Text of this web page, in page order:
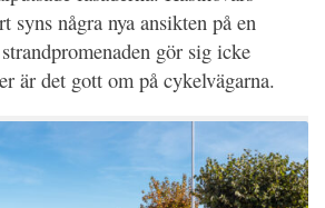
syns några nya ansikten på en
gör sig icke
är det gott om på cykelvägarna.